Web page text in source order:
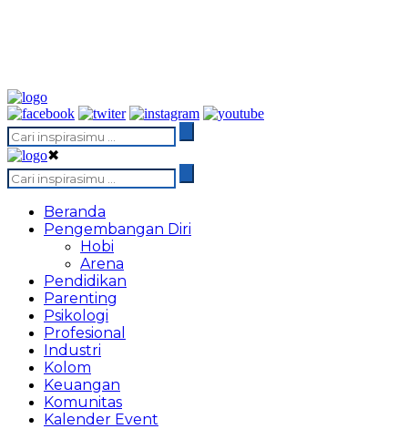
✖
Beranda
Pengembangan Diri
Hobi
Arena
Pendidikan
Parenting
Psikologi
Profesional
Industri
Kolom
Keuangan
Komunitas
Kalender Event